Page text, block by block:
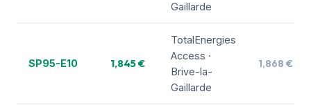
Gaillarde
SP95-E10 1,845 €
TotalEnergies
Access ·
Brive-la-
Gaillarde
1,868 €